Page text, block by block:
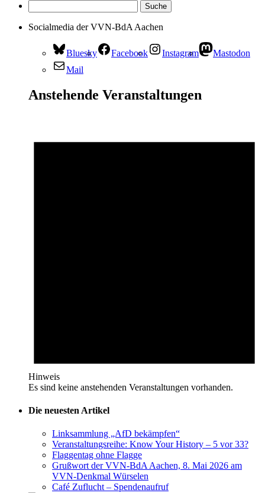
Socialmedia der VVN-BdA Aachen
Bluesky Facebook Instagram
Mastodon
Mail
Anstehende Veranstaltungen
Hinweis
Es sind keine anstehenden Veranstaltungen vorhanden.
Die neuesten Artikel
Linksammlung „AfD bekämpfen“
Veranstaltungsreihe: Know Your History – 5 vor 33?
Flaggentag ohne Flagge
Grußwort der VVN-BdA Aachen, 8. Mai 2026 am
VVN-Denkmal Würselen
Café Zuflucht – Spendenaufruf